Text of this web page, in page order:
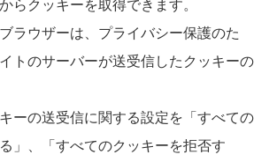
ラウザーは、プライバシー保護のた
トのサーバーが送受信したクッキーの
ーの送受信に関する設定を「すべての
」、「すべてのクッキーを拒否す